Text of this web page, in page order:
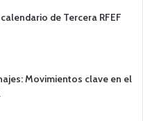
de Tercera RFEF
Movimientos clave en el